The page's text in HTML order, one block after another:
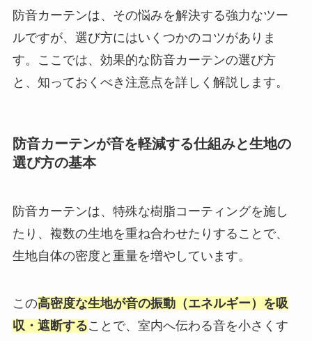
防音カーテンは、その悩みを解決する強力なツー
ルですが、選び方にはいくつかのコツがありま
す。ここでは、効果的な防音カーテンの選び方
と、知っておくべき注意点を詳しく解説します。
防音カーテンが音を軽減する仕組みと生地の
選び方の基本
防音カーテンは、特殊な樹脂コーティングを施し
たり、複数の生地を重ね合わせたりすることで、
生地自体の密度と重量を増やしています。
この高密度な生地が音の振動（エネルギー）を吸
収・遮断することで、室内へ伝わる音を小さくす